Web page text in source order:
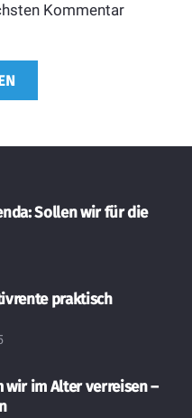
Kommentar
Sollen wir für die
praktisch
wir im Alter verreisen –